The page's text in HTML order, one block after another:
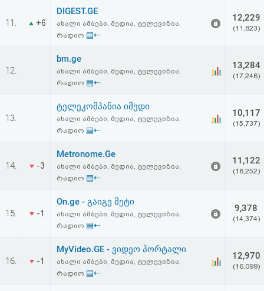
11. +6
DIGEST.GE
ახალი ამბები, მედია, ტელევიზია,
რადიო ▤⇠
12,229
(11,823)
12.
bm.ge
ახალი ამბები, მედია, ტელევიზია,
რადიო ▤⇠
13,284
(17,248)
13.
ტელეკომპანია იმედი
ახალი ამბები, მედია, ტელევიზია,
რადიო ▤⇠
10,117
(15,737)
14. -3
Metronome.Ge
ახალი ამბები, მედია, ტელევიზია,
რადიო ▤⇠
11,122
(18,252)
15. -1
On.ge - გაიგე მეტი
ახალი ამბები, მედია, ტელევიზია,
რადიო ▤⇠
9,378
(14,374)
16. -1
MyVideo.GE - ვიდეო პორტალი
ახალი ამბები, მედია, ტელევიზია,
რადიო ▤⇠
12,970
(16,099)